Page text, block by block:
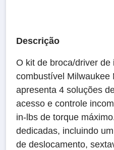
Descrição
O kit de broca/driver de
combustível Milwaukee
apresenta 4 soluções
acesso e controle
in-lbs de torque
dedicadas, incluindo
de deslocamento,